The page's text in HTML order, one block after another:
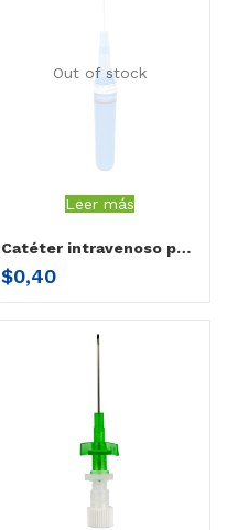
Out of stock
Leer más
Catéter intravenoso periférico sin aletas Healvan 22 por unidad
$0,40